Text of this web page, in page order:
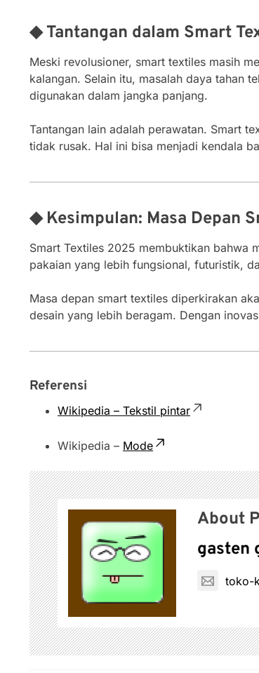
◆ Tantangan dalam Smart
Meski revolusioner, smart textiles masih
kalangan. Selain itu, masalah daya tahan
digunakan dalam jangka panjang.
Tantangan lain adalah perawatan. Smart
tidak rusak. Hal ini bisa menjadi kendala
◆ Kesimpulan: Masa Depan
Smart Textiles 2025 membuktikan bahwa
pakaian yang lebih fungsional, futuristik,
Masa depan smart textiles diperkirakan
desain yang lebih beragam. Dengan
Referensi
Wikipedia – Tekstil pintar
Wikipedia – Mode
About
gasten
toko-